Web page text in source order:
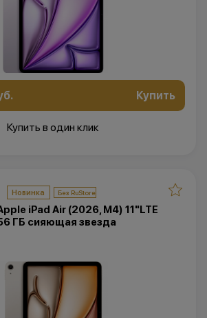
Купить
Купить в один клик
Новинка
iPad Air (2026, M4) 11"LTE
ГБ сияющая звезда